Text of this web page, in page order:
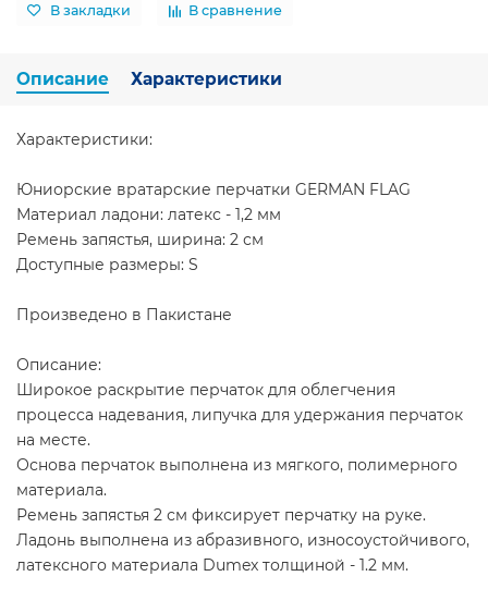
В закладки В сравнение
Описание Характеристики
Характеристики:
Юниорские вратарские перчатки GERMAN FLAG
Материал ладони: латекс - 1,2 мм
Ремень запястья, ширина: 2 см
Доступные размеры: S
Произведено в Пакистане
Описание:
Широкое раскрытие перчаток для облегчения
процесса надевания, липучка для удержания перчаток
на месте.
Основа перчаток выполнена из мягкого, полимерного
материала.
Ремень запястья 2 см фиксирует перчатку на руке.
Ладонь выполнена из абразивного, износоустойчивого,
латексного материала Dumex толщиной - 1.2 мм.